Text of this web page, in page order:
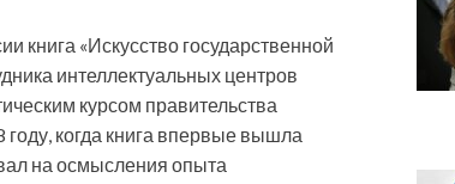
книга «Искусство государственной
интеллектуальных центров
курсом правительства
когда книга впервые вышла
на осмысления опыта